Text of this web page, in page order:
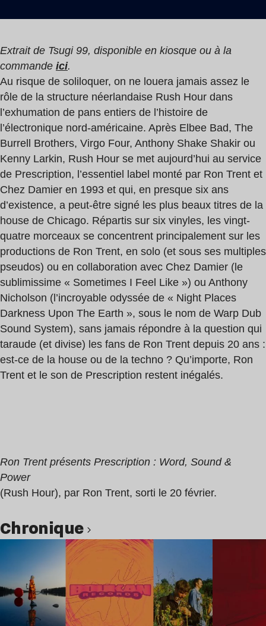
Extrait de Tsugi 99, disponible en kiosque ou à la
commande ici.
Au risque de soliloquer, on ne louera jamais assez le
rôle de la structure néerlandaise Rush Hour dans
l’exhumation de pans entiers de l’histoire de
l’électronique nord-américaine. Après Elbee Bad, The
Burrell Brothers, Virgo Four, Anthony Shake Shakir ou
Kenny Larkin, Rush Hour se met aujourd’hui au service
de Prescription, l’essentiel label monté par Ron Trent et
Chez Damier en 1993 et qui, en presque six ans
d’existence, a peut-être signé les plus beaux titres de la
house de Chicago. Répartis sur six vinyles, les vingt-
quatre morceaux se concentrent principalement sur les
productions de Ron Trent, en solo (et sous ses multiples
pseudos) ou en collaboration avec Chez Damier (le
sublimissime « Sometimes I Feel Like ») ou Anthony
Nicholson (l’incroyable odyssée de « Night Places
Darkness Upon The Earth », sous le nom de Warp Dub
Sound System), sans jamais répondre à la question qui
taraude (et divise) les fans de Ron Trent depuis 20 ans :
est-ce de la house ou de la techno ? Qu’importe, Ron
Trent et le son de Prescription restent inégalés.
Ron Trent présents Prescription : Word, Sound &
Power
(Rush Hour), par Ron Trent, sorti le 20 février.
chronique
Lire l’article